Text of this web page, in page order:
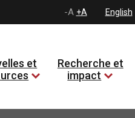
-A +A English
et
Recherche et
impact